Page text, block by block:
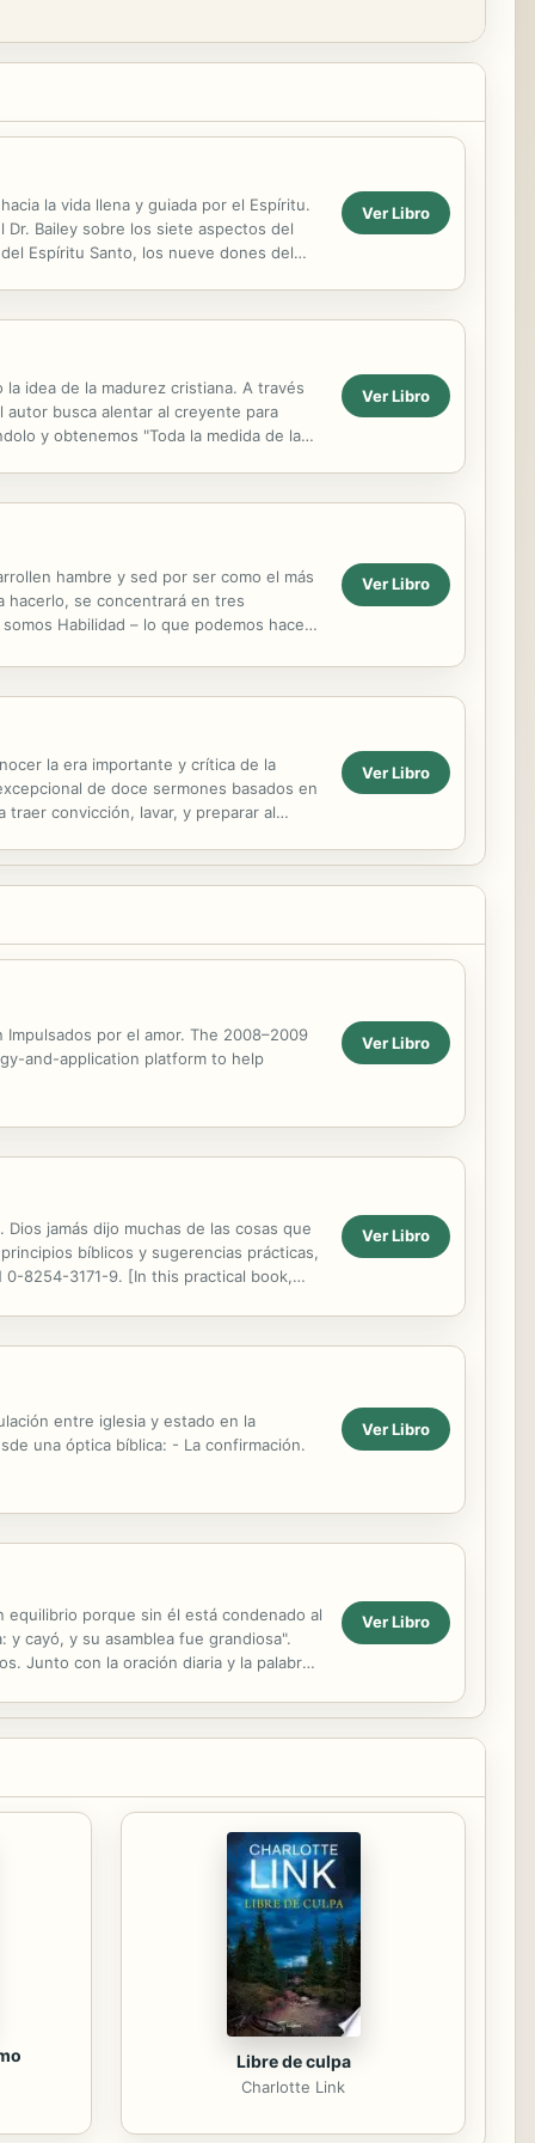
la vida llena y guiada por el Espíritu.
Bailey sobre los siete aspectos del
Espíritu Santo, los nueve dones del
Ver Libro
idea de la madurez cristiana. A través
busca alentar al creyente para
y obtenemos "Toda la medida de la
Ver Libro
hambre y sed por ser como el más
hacerlo, se concentrará en tres
Habilidad – lo que podemos hacer
Ver Libro
la era importante y crítica de la
de doce sermones basados en
convicción, lavar, y preparar al
Ver Libro
por el amor. The 2008–2009
and-application platform to help
Ver Libro
jamás dijo muchas de las cosas que
bíblicos y sugerencias prácticas,
0-8254-3171-9. [In this practical book,
Ver Libro
entre iglesia y estado en la
una óptica bíblica: - La confirmación.
Ver Libro
porque sin él está condenado al
cayó, y su asamblea fue grandiosa".
Junto con la oración diaria y la palabra
Ver Libro
Libre de culpa
Charlotte Link